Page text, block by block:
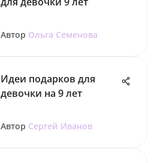
Автор Ольга Семенова
Идеи подарков для
девочки на 9 лет
Автор Сергей Иванов